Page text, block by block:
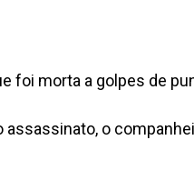
foi morta a golpes de
o